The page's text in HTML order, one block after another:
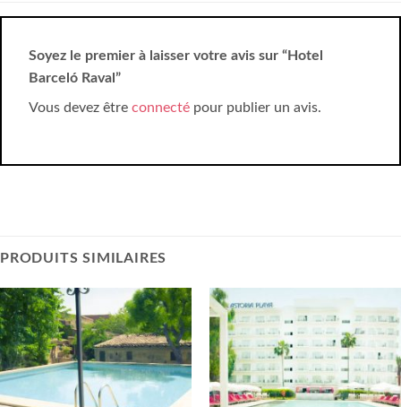
Soyez le premier à laisser votre avis sur “Hotel
Barceló Raval”
Vous devez être connecté pour publier un avis.
PRODUITS SIMILAIRES